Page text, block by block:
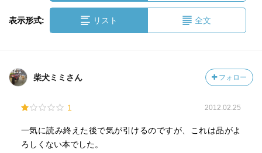
表示形式: リスト 全文
柴犬ミミさん フォロー
1 2012.02.25
一気に読み終えた後で気が引けるのですが、これは品がよ
ろしくない本でした。